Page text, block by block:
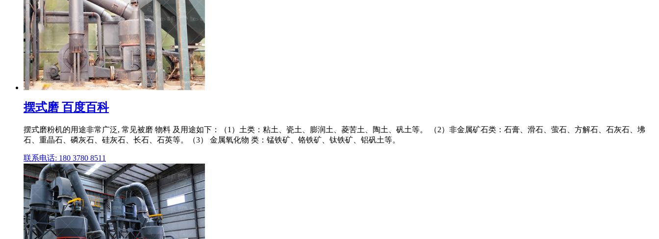
摆式磨 百度百科
摆式磨粉机的用途非常广泛, 常见被磨 物料 及用途如下：（1）土类：粘土、瓷土、膨润土、菱苦土、陶土、矾土等。 （2）非金属矿石类：石膏、滑石、萤石、方解石、石灰石、坲
石、重晶石、磷灰石、硅灰石、长石、石英等。（3） 金属氧化物 类：锰铁矿、铬铁矿、钛铁矿、铝矾土等。
联系电话: 180 3780 8511